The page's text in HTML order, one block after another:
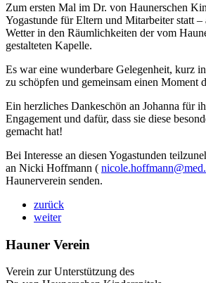
Zum ersten Mal im Dr. von Haunerschen
Yogastunde für Eltern und Mitarbeiter statt –
Wetter in den Räumlichkeiten der vom
gestalteten Kapelle.
Es war eine wunderbare Gelegenheit, kurz
zu schöpfen und gemeinsam einen Moment
Ein herzliches Dankeschön an Johanna für
Engagement und dafür, dass sie diese
gemacht hat!
Bei Interesse an diesen Yogastunden
an Nicki Hoffmann (
Haunerverein senden.
zurück
weiter
Hauner Verein
Verein zur Unterstützung des